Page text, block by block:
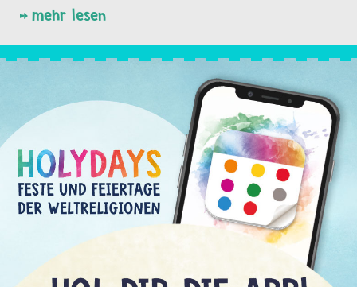
mehr lesen